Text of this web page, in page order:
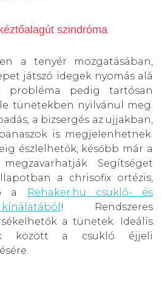
szindróma
a tenyér mozgatásában,
játszó idegek nyomás alá
probléma pedig tartósan
tünetekben nyilvánul meg.
a bizsergés az ujjakban,
is megjelenhetnek.
észlelhetők, később már a
Segítséget
a chrisofix ortézis,
a
Rehaker.hu csukló- és
! Rendszeres
a tünetek. Ideális
között a csukló éjjeli